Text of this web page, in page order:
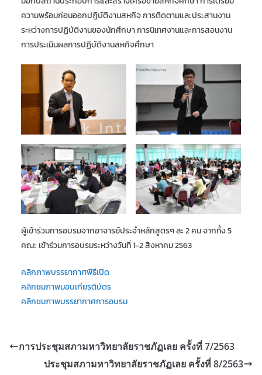
ความพร้อมก่อนออกปฏิบัติงานสหกิจ การติดตามและประสานงาน
ระหว่างการปฏิบัติงานของนักศึกษา การนิเทศงานและการสอนงาน
การประเมินผลการปฏิบัติงานสหกิจศึกษา
ผู้เข้าร่วมการอบรมจากอาจารย์ประจำหลักสูตรๆ ละ 2 คน จากทั้ง 5
คณะ เข้าร่วมการอบรมระหว่างวันที่ 1-2 สิงหาคม 2563
คลิกภาพบรรยากาศพิธีเปิด
คลิกชมภาพมอบเกียรติบัตร
คลิกชมภาพบรรยากาศการอบรม
การประชุมสภามหาวิทยาลัยราชภัฏเลย ครั้งที่ 7/2563
ประชุมสภามหาวิทยาลัยราชภัฏเลย ครั้งที่ 8/2563